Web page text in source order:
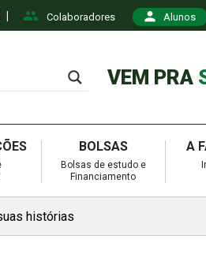
Colaboradores Alunos
VEM PRA
BOLSAS
Bolsas de estudo e
Financiamento
A
histórias